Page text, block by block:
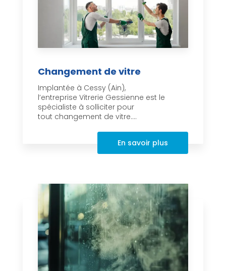
Changement de vitre
Implantée à Cessy (Ain),
l’entreprise Vitrerie Gessienne est le
spécialiste à solliciter pour
tout changement de vitre....
En savoir plus